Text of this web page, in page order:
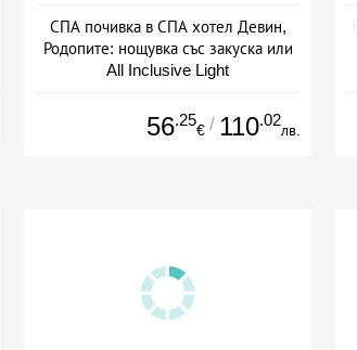
СПА почивка в СПА хотел Девин,
Родопите: нощувка със закуска или
All Inclusive Light
56.25
€ / 110.02
лв.